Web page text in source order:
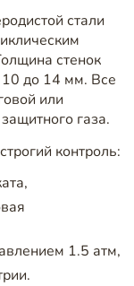
стали
стенок
до 14 мм. Все
или
газа.
контроль:
1.5 атм,